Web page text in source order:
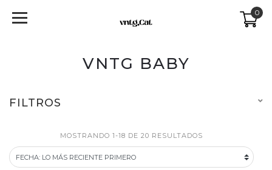
0
VNTG BABY
FILTROS
MOSTRANDO 1-18 DE 20 RESULTADOS